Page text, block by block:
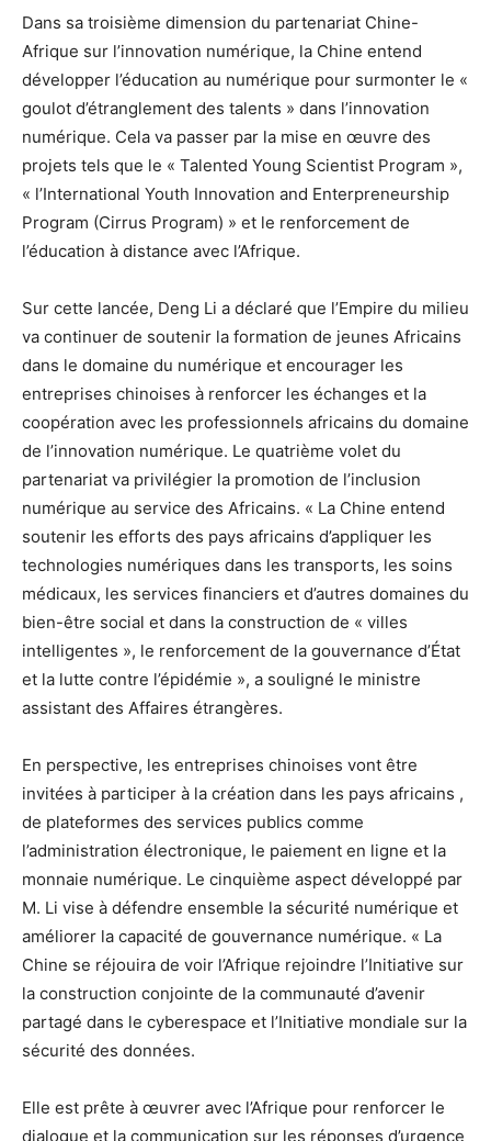
Dans sa troisième dimension du partenariat Chine-
Afrique sur l’innovation numérique, la Chine entend
développer l’éducation au numérique pour surmonter le «
goulot d’étranglement des talents » dans l’innovation
numérique. Cela va passer par la mise en œuvre des
projets tels que le « Talented Young Scientist Program »,
« l’International Youth Innovation and Enterpreneurship
Program (Cirrus Program) » et le renforcement de
l’éducation à distance avec l’Afrique.
Sur cette lancée, Deng Li a déclaré que l’Empire du milieu
va continuer de soutenir la formation de jeunes Africains
dans le domaine du numérique et encourager les
entreprises chinoises à renforcer les échanges et la
coopération avec les professionnels africains du domaine
de l’innovation numérique. Le quatrième volet du
partenariat va privilégier la promotion de l’inclusion
numérique au service des Africains. « La Chine entend
soutenir les efforts des pays africains d’appliquer les
technologies numériques dans les transports, les soins
médicaux, les services financiers et d’autres domaines du
bien-être social et dans la construction de « villes
intelligentes », le renforcement de la gouvernance d’État
et la lutte contre l’épidémie », a souligné le ministre
assistant des Affaires étrangères.
En perspective, les entreprises chinoises vont être
invitées à participer à la création dans les pays africains ,
de plateformes des services publics comme
l’administration électronique, le paiement en ligne et la
monnaie numérique. Le cinquième aspect développé par
M. Li vise à défendre ensemble la sécurité numérique et
améliorer la capacité de gouvernance numérique. « La
Chine se réjouira de voir l’Afrique rejoindre l’Initiative sur
la construction conjointe de la communauté d’avenir
partagé dans le cyberespace et l’Initiative mondiale sur la
sécurité des données.
Elle est prête à œuvrer avec l’Afrique pour renforcer le
dialogue et la communication sur les réponses d’urgence